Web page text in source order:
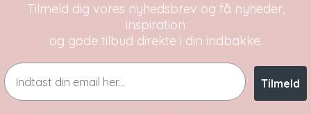
Tilmeld dig vores nyhedsbrev og få nyheder,
inspiration
og gode tilbud direkte i din indbakke.
Email
Tilmeld